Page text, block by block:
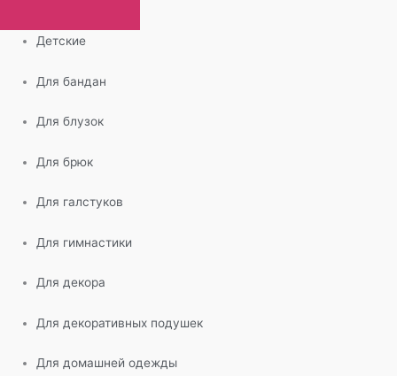
Детские
Для бандан
Для блузок
Для брюк
Для галстуков
Для гимнастики
Для декора
Для декоративных подушек
Для домашней одежды